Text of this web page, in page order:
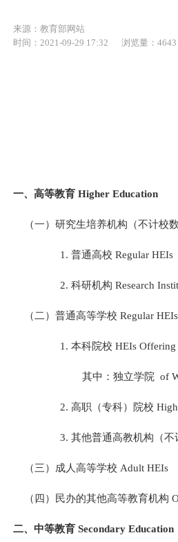
来源：教育部网站
时间：2021-09-29 17:32
浏览量：4643
一、高等教育 Higher Education
（一）研究生培养机构（不计校数
1. 普通高校 Regular HEIs
2. 科研机构 Research
（二）普通高等学校 Regular HEIs
1. 本科院校 HEIs Offering
其中：独立学院 of
2. 高职（专科）院校
3. 其他普通高教机构（不
（三）成人高等学校 Adult HEIs
（四）民办的其他高等教育机构
二、中等教育 Secondary Education